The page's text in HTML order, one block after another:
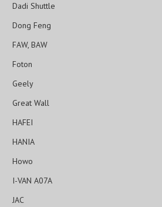
Dadi Shuttle
Dong Feng
FAW, BAW
Foton
Geely
Great Wall
HAFEI
HANIA
Howo
I-VAN A07A
JAC